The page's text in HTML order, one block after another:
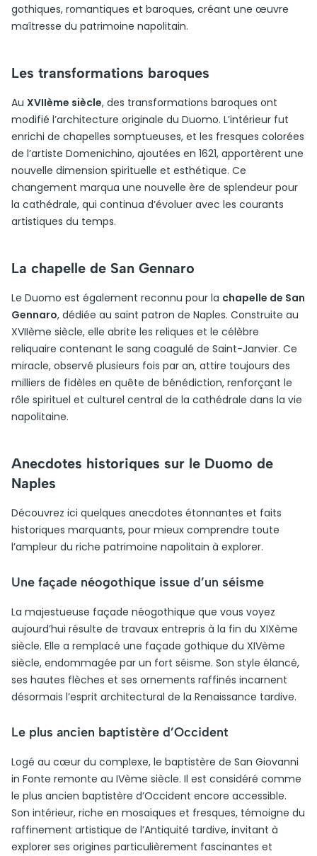
gothiques, romantiques et baroques, créant une œuvre
maîtresse du patrimoine napolitain.
Les transformations baroques
Au XVIIème siècle, des transformations baroques ont
modifié l’architecture originale du Duomo. L’intérieur fut
enrichi de chapelles somptueuses, et les fresques colorées
de l’artiste Domenichino, ajoutées en 1621, apportèrent une
nouvelle dimension spirituelle et esthétique. Ce
changement marqua une nouvelle ère de splendeur pour
la cathédrale, qui continua d’évoluer avec les courants
artistiques du temps.
La chapelle de San Gennaro
Le Duomo est également reconnu pour la chapelle de San
Gennaro, dédiée au saint patron de Naples. Construite au
XVIIème siècle, elle abrite les reliques et le célèbre
reliquaire contenant le sang coagulé de Saint-Janvier. Ce
miracle, observé plusieurs fois par an, attire toujours des
milliers de fidèles en quête de bénédiction, renforçant le
rôle spirituel et culturel central de la cathédrale dans la vie
napolitaine.
Anecdotes historiques sur le Duomo de
Naples
Découvrez ici quelques anecdotes étonnantes et faits
historiques marquants, pour mieux comprendre toute
l’ampleur du riche patrimoine napolitain à explorer.
Une façade néogothique issue d’un séisme
La majestueuse façade néogothique que vous voyez
aujourd’hui résulte de travaux entrepris à la fin du XIXème
siècle. Elle a remplacé une façade gothique du XIVème
siècle, endommagée par un fort séisme. Son style élancé,
ses hautes flèches et ses ornements raffinés incarnent
désormais l’esprit architectural de la Renaissance tardive.
Le plus ancien baptistère d’Occident
Logé au cœur du complexe, le baptistère de San Giovanni
in Fonte remonte au IVème siècle. Il est considéré comme
le plus ancien baptistère d’Occident encore accessible.
Son intérieur, riche en mosaïques et fresques, témoigne du
raffinement artistique de l’Antiquité tardive, invitant à
explorer ses origines particulièrement fascinantes et